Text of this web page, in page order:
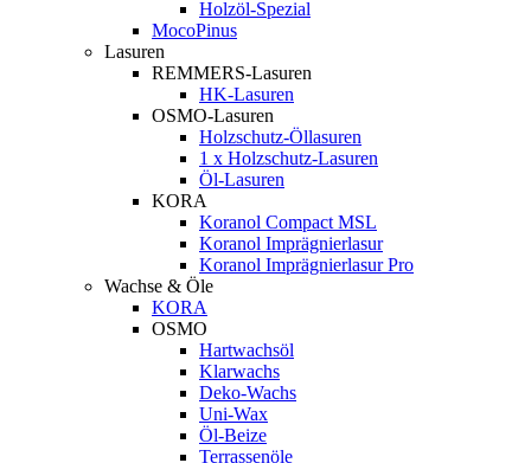
Holzöl-Spezial
MocoPinus
Lasuren
REMMERS-Lasuren
HK-Lasuren
OSMO-Lasuren
Holzschutz-Öllasuren
1 x Holzschutz-Lasuren
Öl-Lasuren
KORA
Koranol Compact MSL
Koranol Imprägnierlasur
Koranol Imprägnierlasur Pro
Wachse & Öle
KORA
OSMO
Hartwachsöl
Klarwachs
Deko-Wachs
Uni-Wax
Öl-Beize
Terrassenöle